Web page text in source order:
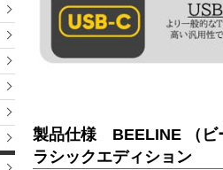
製品仕様 BEELINE （ビ
ラシックエディション